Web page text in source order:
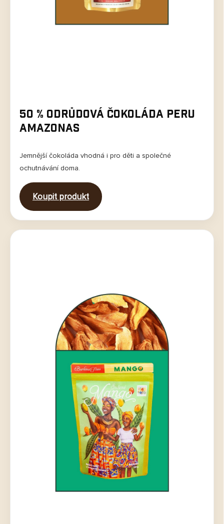
50 % Odrůdová čokoláda Peru
Amazonas
Jemnější čokoláda vhodná i pro děti a společné
ochutnávání doma.
Koupit produkt